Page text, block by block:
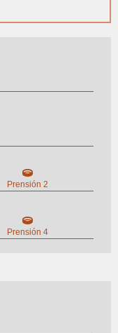
Prensión 2
Prensión 4